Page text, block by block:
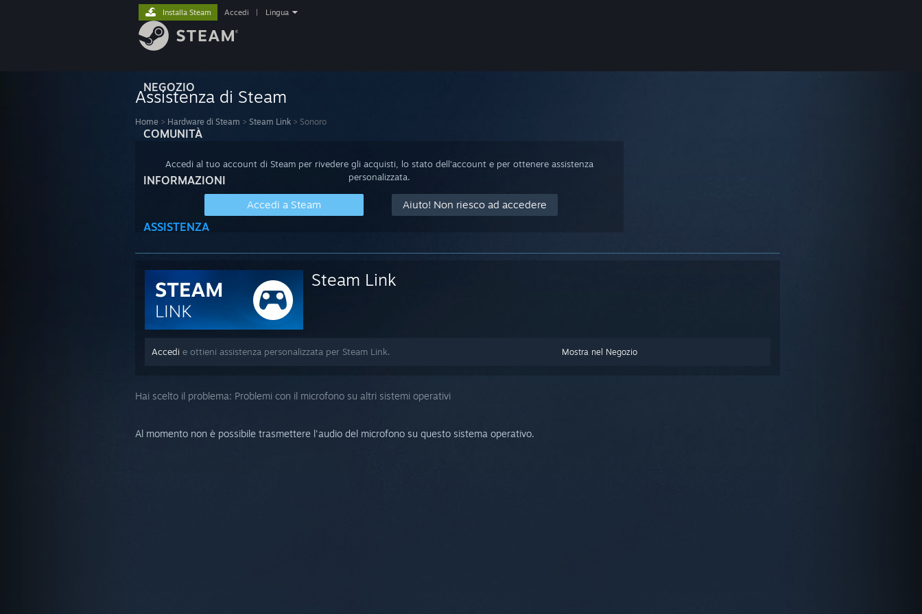
NEGOZIO
COMUNITÀ
INFORMAZIONI
ASSISTENZA
Installa Steam Accedi Lingua
Assistenza di Steam
Home > Hardware di Steam > Steam Link > Sonoro
Accedi al tuo account di Steam per rivedere gli acquisti, lo stato dell'account e per ottenere assistenza
personalizzata.
Accedi a Steam Aiuto! Non riesco ad accedere
Steam Link
Mostra nel Negozio
Accedi e ottieni assistenza personalizzata per Steam Link.
Hai scelto il problema: Problemi con il microfono su altri sistemi operativi
Al momento non è possibile trasmettere l'audio del microfono su questo sistema operativo.